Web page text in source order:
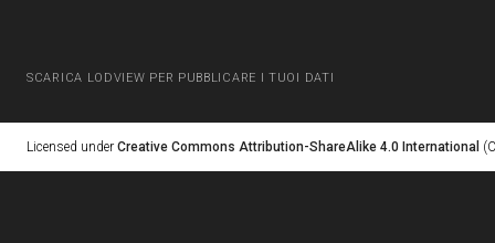
SCARICA LODVIEW PER PUBBLICARE I TUOI DATI
Licensed under Creative Commons Attribution-ShareAlike 4.0 International